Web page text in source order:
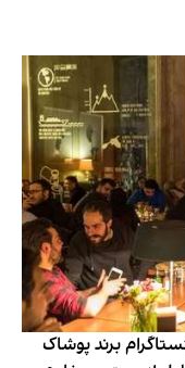
برند پوشاک